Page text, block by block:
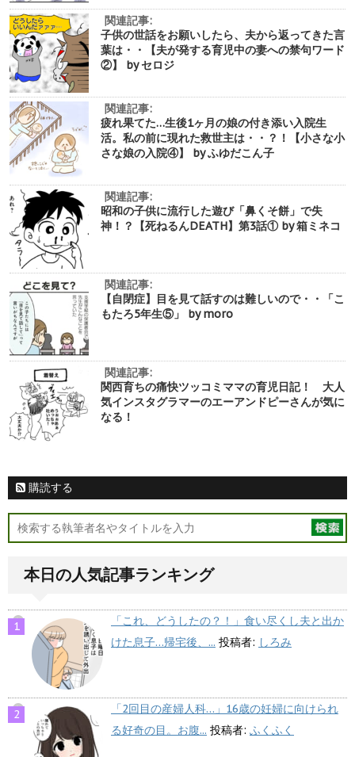
関連記事:
子供の世話をお願いしたら、夫から返ってきた言
葉は・・【夫が発する育児中の妻への禁句ワード
②】 by セロジ
関連記事:
疲れ果てた…生後1ヶ月の娘の付き添い入院生
活。私の前に現れた救世主は・・？！【小さな小
さな娘の入院④】 by ふゆだこん子
関連記事:
昭和の子供に流行した遊び「鼻くそ餅」で失
神！？【死ねるんDEATH】第3話① by 箱ミネコ
関連記事:
【自閉症】目を見て話すのは難しいので・・「こ
もたろ5年生⑤」 by moro
関連記事:
関西育ちの痛快ツッコミママの育児日記！ 大人
気インスタグラマーのエーアンドピーさんが気に
なる！
購読する
本日の人気記事ランキング
「これ、どうしたの？！」食い尽くし夫と出か
けた息子…帰宅後、... 投稿者: しろみ
「2回目の産婦人科…」16歳の妊婦に向けられ
る好奇の目。お腹... 投稿者: ふくふく